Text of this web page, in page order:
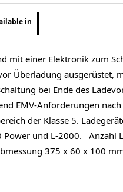
in
mit einer Elektronik zum
Überladung ausgerüstet,
bei Ende des
EMV-Anforderungen
der Klasse 5.
Power und L-2000. Anzahl
375 x 60 x 100